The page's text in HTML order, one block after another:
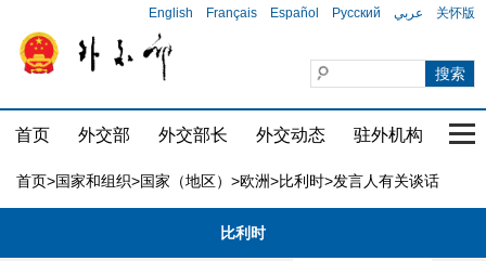
English Français Español Русский عربي 关怀版
首页 外交部 外交部长 外交动态 驻外机构 国
首页>国家和组织>国家（地区） >欧洲>比利时>发言人有关谈话
比利时